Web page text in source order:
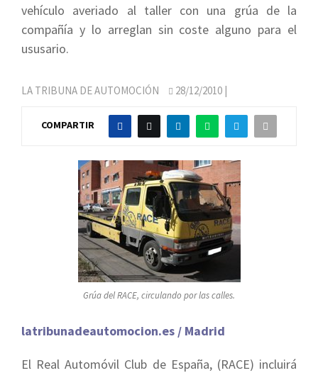
vehículo averiado al taller con una grúa de la
compañía y lo arreglan sin coste alguno para el
ususario.
LA TRIBUNA DE AUTOMOCIÓN 28/12/2010 |
COMPARTIR
Grúa del RACE, circulando por las calles.
latribunadeautomocion.es / Madrid
El Real Automóvil Club de España, (RACE) incluirá